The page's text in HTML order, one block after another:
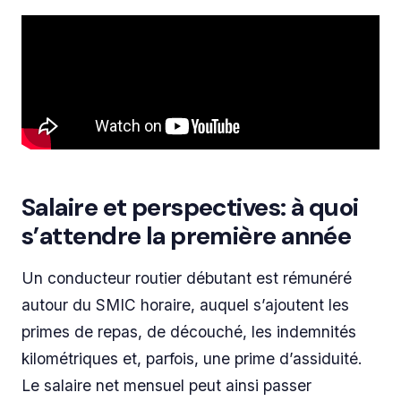
Salaire et perspectives: à quoi
s’attendre la première année
Un conducteur routier débutant est rémunéré
autour du SMIC horaire, auquel s’ajoutent les
primes de repas, de découché, les indemnités
kilométriques et, parfois, une prime d’assiduité.
Le salaire net mensuel peut ainsi passer